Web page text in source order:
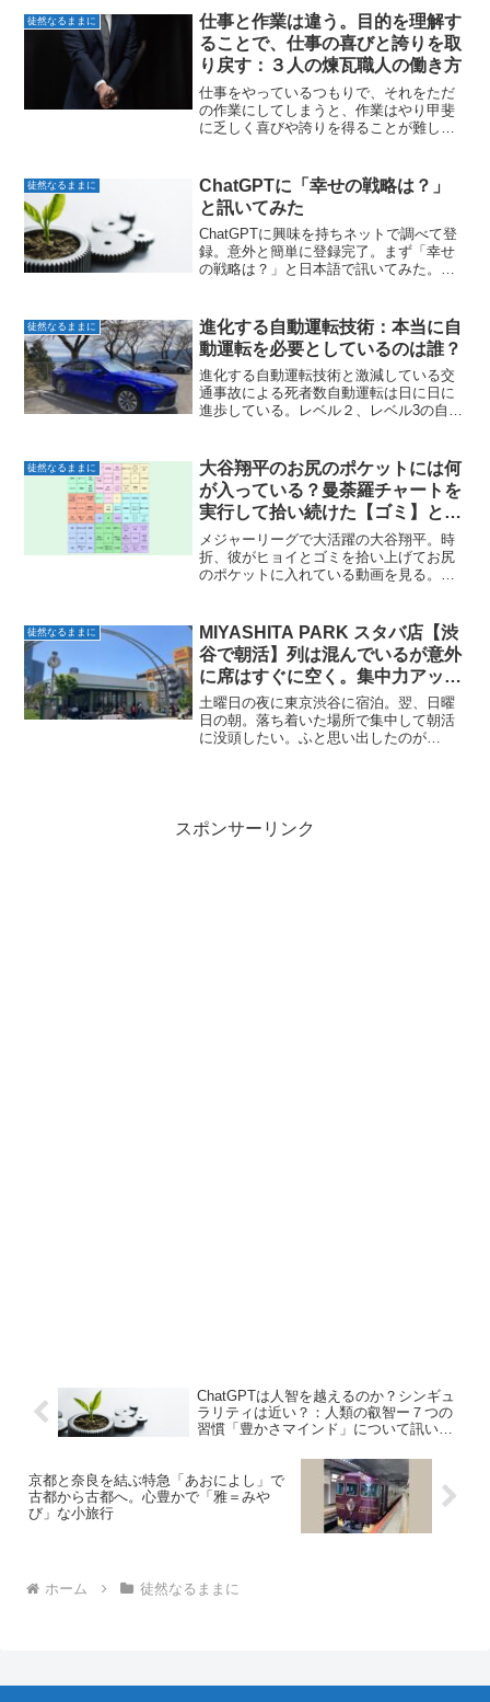
間の入院生活を送っていた。私にと
て”母”と”RBG氏”とそ...
徒然なるままに
仕事と作業は違う。目的を理解す
ることで、仕事の喜びと誇りを取
り戻す：３人の煉瓦職人の働き方
仕事をやっているつもりで、それをただ
の作業にしてしまうと、作業はやり甲斐
に乏しく喜びや誇りを得ることが難し
のレンガ職人の事例で示す。「作業」と
「仕事」の違い 仕事と作業...
徒然なるままに
ChatGPTに「幸せの戦略は？」
と訊いてみた
ChatGPTに興味を持ちネットで調べて登
録。意外と簡単に登録完了。まず「幸せ
の戦略は？」と日本語で訊いてみた。こ
こと。2022年の11月にOPEN AI...
徒然なるままに
進化する自動運転技術：本当に自
動運転を必要としているのは誰？
進化する自動運転技術と激減している交
通事故による死者数自動運転は日に日に
進歩している。レベル２、レベル3の自動
情報が入ってくる。各社はより早くより
高度な自動運転技術の実...
徒然なるままに
大谷翔平のお尻のポケットには何
が入っている？曼荼羅チャートを
実行して拾い続けた【ゴミ】と
【強運】
メジャーリーグで大活躍の大谷翔平。時
折、彼がヒョイとゴミを拾い上げてお尻
のポケットに入れている動画を見る。お
いる。グラウンドでの【ゴミ拾い】大谷
翔平の素晴らしい人間性を...
徒然なるままに
MIYASHITA PARK スタバ店【渋
谷で朝活】列は混んでいるが意外
に席はすぐに空く。集中力アップ
にオススメ
土曜日の夜に東京渋谷に宿泊。翌、日曜
日の朝。落ち着いた場所で集中して朝活
に没頭したい。ふと思い出したのが
スポンサーリンク
ChatGPTは人智を越えるのか？シンギュ
ラリティは近い？：人類の叡智ー７つの
習慣「豊かさマインド」について訊いて
京都と奈良を結ぶ特急「あおによし」で
古都から古都へ。心豊かで「雅＝みや
び」な小旅行
ホーム 徒然なるままに